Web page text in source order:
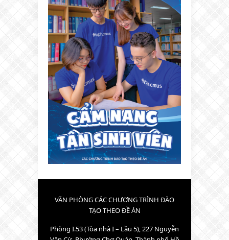
VĂN PHÒNG CÁC CHƯƠNG TRÌNH ĐÀO
TẠO THEO ĐỀ ÁN
Phòng I.53 (Tòa nhà I – Lầu 5), 227 Nguyễn